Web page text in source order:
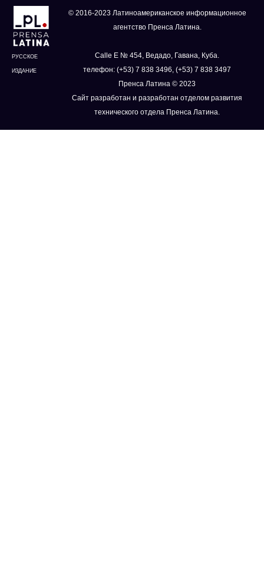
РУССКОЕ
ИЗДАНИЕ
© 2016-2023 Латиноамериканское информационное
агентство Пренса Латина.
Calle E № 454, Ведадо, Гавана, Куба.
телефон: (+53) 7 838 3496, (+53) 7 838 3497
Пренса Латина © 2023
Сайт разработан и разработан отделом развития
технического отдела Пренса Латина.